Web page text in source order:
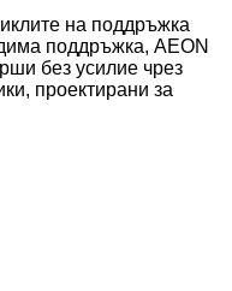
на поддръжка
поддръжка, AEON
без усилие чрез
проектирани за